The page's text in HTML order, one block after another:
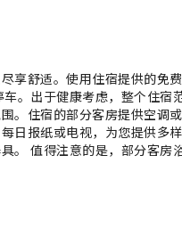
享舒适。使用住宿提供的免
。出于健康考虑，整个住宿
。住宿的部分客房提供空调
日报纸或电视，为您提供多
。 值得注意的是，部分客房